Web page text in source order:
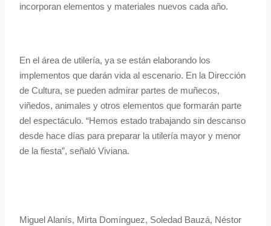
incorporan elementos y materiales nuevos cada año.
En el área de utilería, ya se están elaborando los
implementos que darán vida al escenario. En la Dirección
de Cultura, se pueden admirar partes de muñecos,
viñedos, animales y otros elementos que formarán parte
del espectáculo. “Hemos estado trabajando sin descanso
desde hace días para preparar la utilería mayor y menor
de la fiesta”, señaló Viviana.
Miguel Alanís, Mirta Domínguez, Soledad Bauzá, Néstor